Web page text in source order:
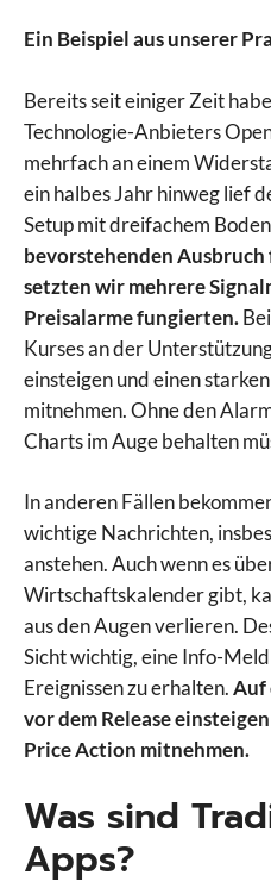
Ein Beispiel aus unserer
Bereits seit einiger Zeit
Technologie-Anbieters
mehrfach an einem
ein halbes Jahr hinweg lief
Setup mit dreifachem
bevorstehenden
setzten wir mehrere
Preisalarme fungierten.
Kurses an der
einsteigen und einen
mitnehmen. Ohne den
Charts im Auge behalten
In anderen Fällen
wichtige Nachrichten,
anstehen. Auch wenn es
Wirtschaftskalender gibt,
aus den Augen verlieren.
Sicht wichtig, eine Info-
Ereignissen zu erhalten.Auf
vor dem Release
Price Action mitnehmen.
Was sind
Apps?